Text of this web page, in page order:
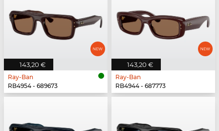
143,20 €
Ray-Ban
RB4954 - 689673
143,20 €
Ray-Ban
RB4944 - 687773